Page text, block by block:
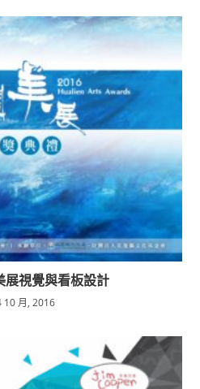
展視覺與看板設計
10 月, 2016